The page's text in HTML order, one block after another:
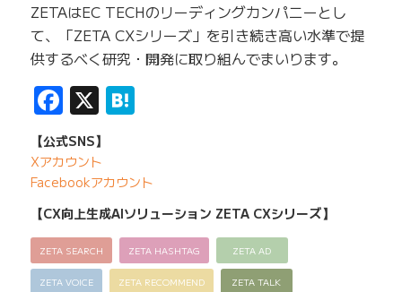
ZETAはEC TECHのリーディングカンパニーとし
て、「ZETA CXシリーズ」を引き続き高い水準で提
供するべく研究・開発に取り組んでまいります。
Facebook
X Hatena
【公式SNS】
Xアカウント
Facebookアカウント
【CX向上生成AIソリューション ZETA CXシリーズ】
ZETA SEARCH ZETA HASHTAG ZETA AD
ZETA VOICE ZETA RECOMMEND ZETA TALK